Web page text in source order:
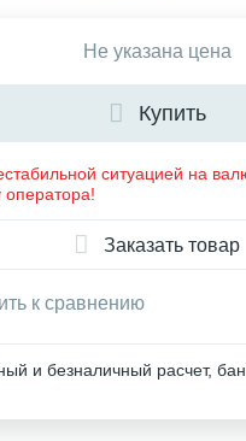
Не указана цена
Купить
ситуацией на
оператора!
Заказать товар
к сравнению
и безналичный расчет,